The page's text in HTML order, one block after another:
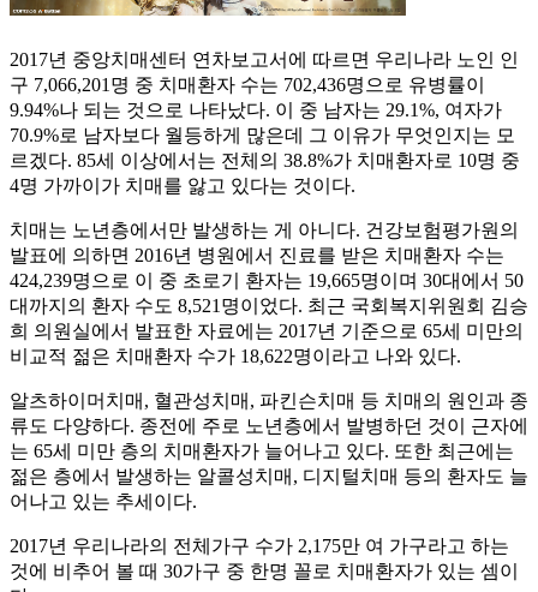
2017년 중앙치매센터 연차보고서에 따르면 우리나라 노인 인
구 7,066,201명 중 치매환자 수는 702,436명으로 유병률이
9.94%나 되는 것으로 나타났다. 이 중 남자는 29.1%, 여자가
70.9%로 남자보다 월등하게 많은데 그 이유가 무엇인지는 모
르겠다. 85세 이상에서는 전체의 38.8%가 치매환자로 10명 중
4명 가까이가 치매를 앓고 있다는 것이다.
치매는 노년층에서만 발생하는 게 아니다. 건강보험평가원의
발표에 의하면 2016년 병원에서 진료를 받은 치매환자 수는
424,239명으로 이 중 초로기 환자는 19,665명이며 30대에서 50
대까지의 환자 수도 8,521명이었다. 최근 국회복지위원회 김승
희 의원실에서 발표한 자료에는 2017년 기준으로 65세 미만의
비교적 젊은 치매환자 수가 18,622명이라고 나와 있다.
알츠하이머치매, 혈관성치매, 파킨슨치매 등 치매의 원인과 종
류도 다양하다. 종전에 주로 노년층에서 발병하던 것이 근자에
는 65세 미만 층의 치매환자가 늘어나고 있다. 또한 최근에는
젊은 층에서 발생하는 알콜성치매, 디지털치매 등의 환자도 늘
어나고 있는 추세이다.
2017년 우리나라의 전체가구 수가 2,175만 여 가구라고 하는
것에 비추어 볼 때 30가구 중 한명 꼴로 치매환자가 있는 셈이